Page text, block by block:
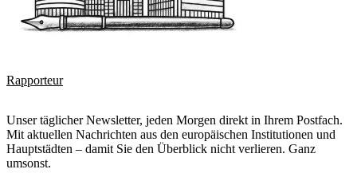
Rapporteur
Unser täglicher Newsletter, jeden Morgen direkt in Ihrem Postfach.
Mit aktuellen Nachrichten aus den europäischen Institutionen und
Hauptstädten – damit Sie den Überblick nicht verlieren. Ganz
umsonst.